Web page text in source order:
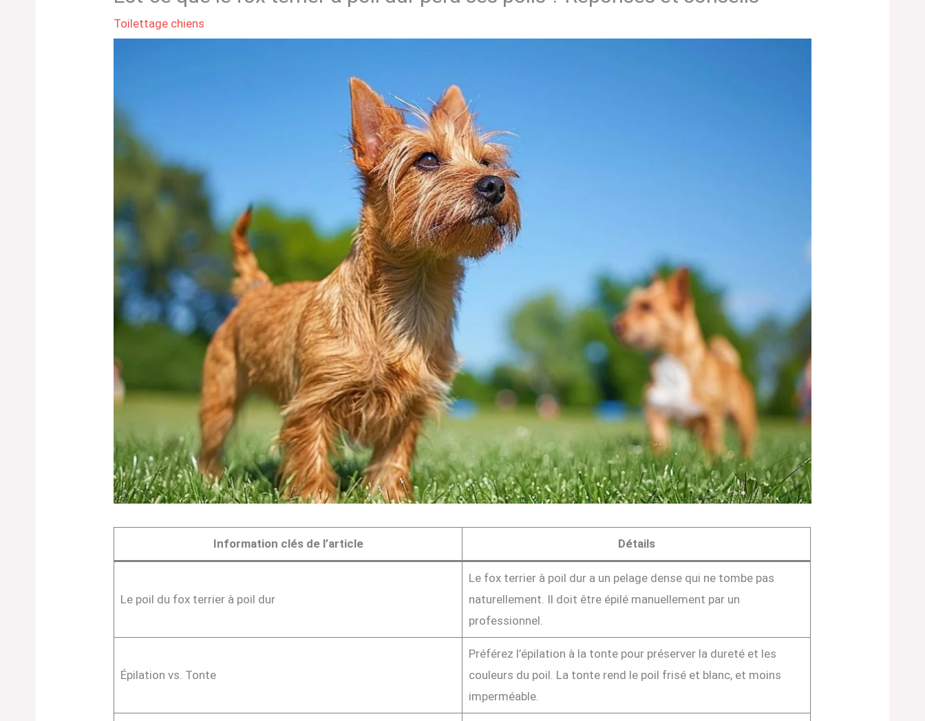
Toilettage chiens
Information clés de l’article Détails
Le poil du fox terrier à poil dur
Le fox terrier à poil dur a un pelage dense qui ne tombe pas
naturellement. Il doit être épilé manuellement par un
professionnel.
Épilation vs. Tonte
Préférez l’épilation à la tonte pour préserver la dureté et les
couleurs du poil. La tonte rend le poil frisé et blanc, et moins
imperméable.